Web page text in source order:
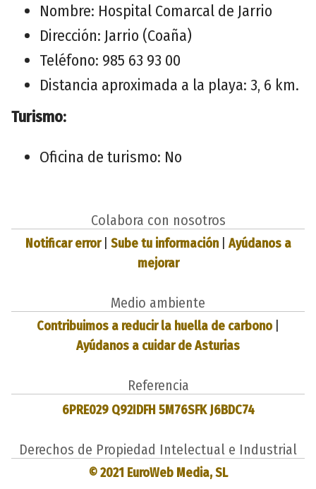
Nombre: Hospital Comarcal de Jarrio
Dirección: Jarrio (Coaña)
Teléfono: 985 63 93 00
Distancia aproximada a la playa: 3, 6 km.
Turismo:
Oficina de turismo: No
Colabora con nosotros
Notificar error| Sube tu información| Ayúdanos a
mejorar
Medio ambiente
Contribuimos a reducir la huella de carbono
Ayúdanos a cuidar de Asturias
Referencia
6PRE029 Q92IDFH 5M76SFK J6BDC74
Derechos de Propiedad Intelectual e Industrial
© 2021 EuroWeb Media, SL